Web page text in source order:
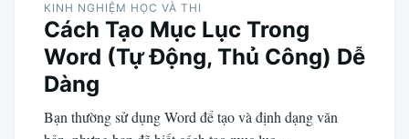
KINH NGHIỆM HỌC VÀ THI
Cách Tạo Mục Lục Trong
Word (Tự Động, Thủ Công) Dễ
Dàng
Bạn thường sử dụng Word để tạo và định dạng văn